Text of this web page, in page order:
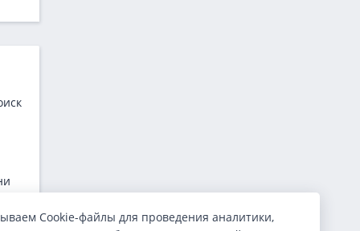
Cookie-файлы для проведения аналитики,